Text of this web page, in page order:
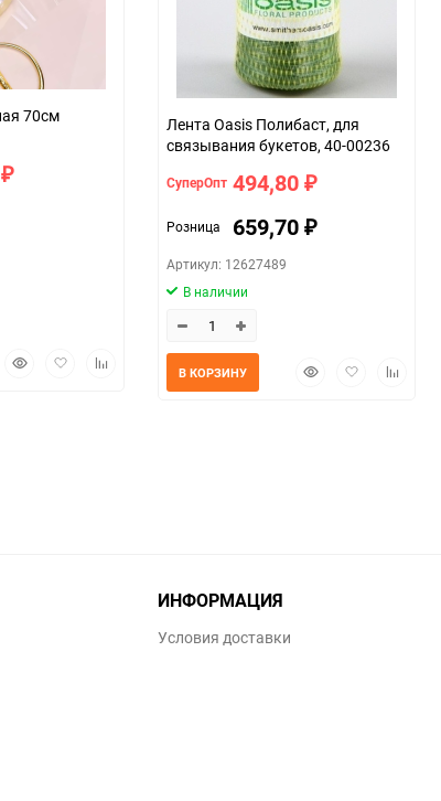
Пленка прозрачная 70см
₽
БыстрыйДобавитьДобавить
Лента Oasis Полибаст, для
связывания букетов, 40-00236
СуперОпт 494,80 ₽
Розница 659,70 ₽
Артикул: 12627489
В наличии
БыстрыйДобавитьДобавить
В КОРЗИНУ
ИНФОРМАЦИЯ
Условия доставки